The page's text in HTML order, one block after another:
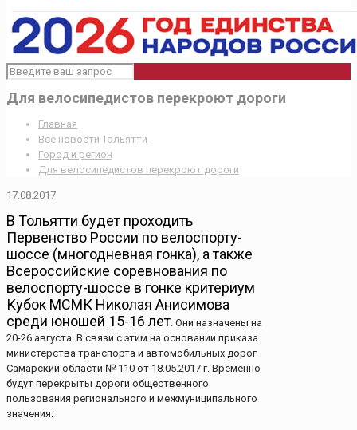
Для велосипедистов перекроют дороги
Главная
Все новости Тольятти
Город и регион
Для велосипедистов перекроют дороги
17.08.2017
В Тольятти будет проходить
Первенство России по велоспорту-
шоссе (многодневная гонка), а также
Всероссийские соревнования по
велоспорту-шоссе в гонке критериум
Кубок МСМК Николая Анисимова
среди юношей 15-16 лет. Они назначены на
20-26 августа. В связи с этим на основании приказа
министерства транспорта и автомобильных дорог
Самарский области № 110 от 18.05.2017 г. Временно
будут перекрыты дороги общественного
пользования регионального и межмуниципального
значения: